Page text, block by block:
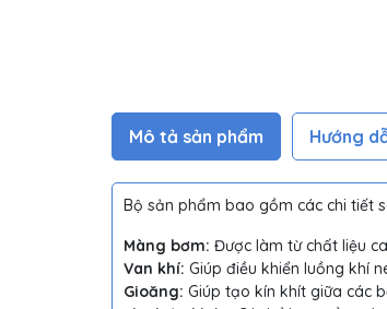
Mô tả sản phẩm Hướng
Bộ sản phẩm bao gồm các chi tiết
Màng bơm: Được làm từ chất liệu
Van khí: Giúp điều khiển luồng khí
Gioăng: Giúp tạo kín khít giữa các